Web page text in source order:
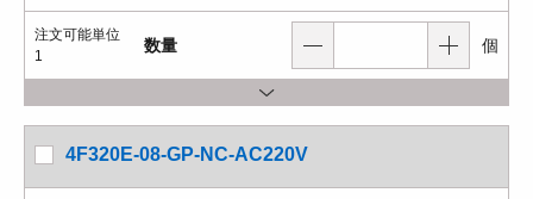
注文可能単位
1
数量 個
4F320E-08-GP-NC-AC220V